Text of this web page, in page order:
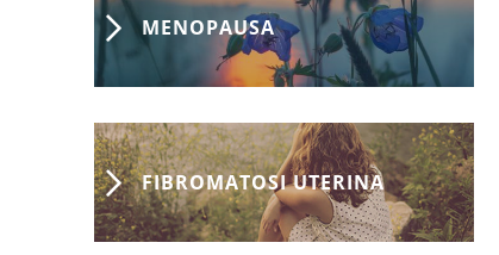
MENOPAUSA
FIBROMATOSI UTERINA